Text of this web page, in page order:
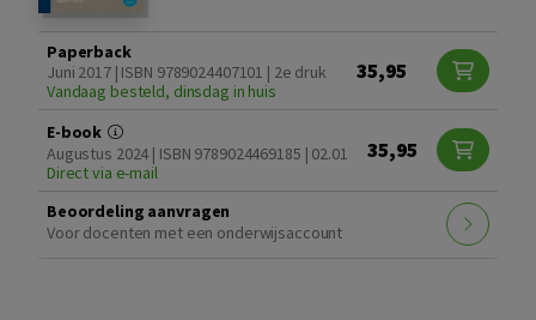
Paperback
Juni 2017 | ISBN 9789024407101 | 2e druk
Vandaag besteld, dinsdag in huis
35,95
E-book
Augustus 2024 | ISBN 9789024469185 | 02.01
Direct via e-mail
35,95
Beoordeling aanvragen
Voor docenten met een onderwijsaccount